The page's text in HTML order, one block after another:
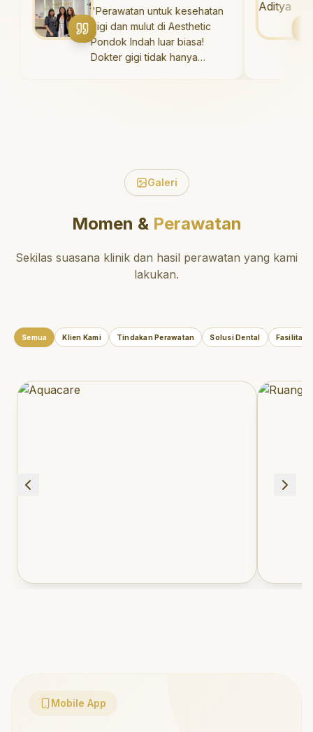
yang baik. Klinik ini terletak di
daerah yang strategis,
sehingga nyaman untuk
direkomendasikan untuk
"
Perawatan untuk kesehatan
gigi dan mulut di Aesthetic
Pondok Indah luar biasa!
Dokter gigi tidak hanya
Galeri
Momen &Perawatan
Sekilas suasana klinik dan hasil perawatan yang kami
lakukan.
Semua Klien Kami Tindakan Perawatan Solusi Dental Fasilitas
Mobile App